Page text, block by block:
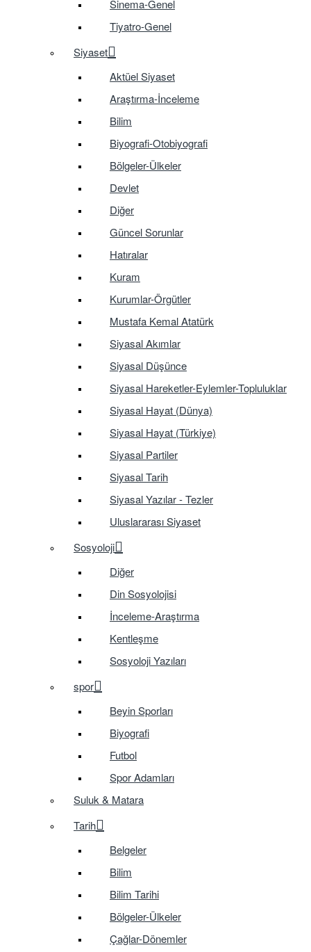
Sinema-Genel
Tiyatro-Genel
Siyaset
Aktüel Siyaset
Araştırma-İnceleme
Bilim
Biyografi-Otobiyografi
Bölgeler-Ülkeler
Devlet
Diğer
Güncel Sorunlar
Hatıralar
Kuram
Kurumlar-Örgütler
Mustafa Kemal Atatürk
Siyasal Akımlar
Siyasal Düşünce
Siyasal Hareketler-Eylemler-Topluluklar
Siyasal Hayat (Dünya)
Siyasal Hayat (Türkiye)
Siyasal Partiler
Siyasal Tarih
Siyasal Yazılar - Tezler
Uluslararası Siyaset
Sosyoloji
Diğer
Din Sosyolojisi
İnceleme-Araştırma
Kentleşme
Sosyoloji Yazıları
spor
Beyin Sporları
Biyografi
Futbol
Spor Adamları
Suluk & Matara
Tarih
Belgeler
Bilim
Bilim Tarihi
Bölgeler-Ülkeler
Çağlar-Dönemler